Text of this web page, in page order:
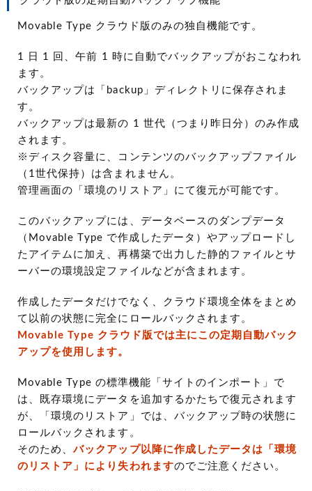
Movable Type クラウド版のみの独自機能です。
1 日 1 回、午前 1 時に自動でバックアップがおこなわれ
ます。
バックアップは「backup」ディレクトリに保存されま
す。
バックアップは最新の 1 世代（つまり昨日分）のみ作成
されます。
※ディスク容量に、コンテンツのバックアップファイル
（1世代保持）は含まれません。
管理画面の「環境のリストア」にて復元が可能です。
このバックアップには、データベースのダンプデータ
（Movable Type で作成したデータ）やアップロードし
たアイテムに加え、再構築で出力した静的ファイルとサ
ーバーの環境設定ファイルなどが含まれます。
作成したデータだけでなく、クラウド環境全体をまとめ
て以前の状態に完全にロールバックされます。
Movable Type クラウド版では主にこの定期自動バック
アップを使用します。
Movable Type の標準機能「サイトのインポート」で
は、既存環境にデータを追加するかたちで復元されます
が、「環境のリストア」では、バックアップ時の状態に
ロールバックされます。
そのため、バックアップ以降に作成したデータは「環境
のリストア」により失われますのでご注意ください。